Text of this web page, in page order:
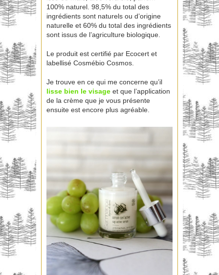
100% naturel. 98,5% du total des
ingrédients sont naturels ou d’origine
naturelle et 60% du total des ingrédients
sont issus de l’agriculture biologique.
Le produit est certifié par Ecocert et
labellisé Cosmébio Cosmos.
Je trouve en ce qui me concerne qu’il
lisse bien le visage et que l’application
de la crème que je vous présente
ensuite est encore plus agréable.